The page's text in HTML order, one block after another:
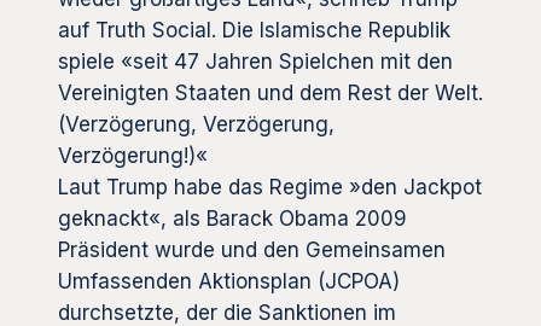
auf Truth Social. Die Islamische Republik
spiele «seit 47 Jahren Spielchen mit den
Vereinigten Staaten und dem Rest der Welt.
(Verzögerung, Verzögerung,
Verzögerung!)«
Laut Trump habe das Regime »den Jackpot
geknackt«, als Barack Obama 2009
Präsident wurde und den Gemeinsamen
Umfassenden Aktionsplan (JCPOA)
durchsetzte, der die Sanktionen im